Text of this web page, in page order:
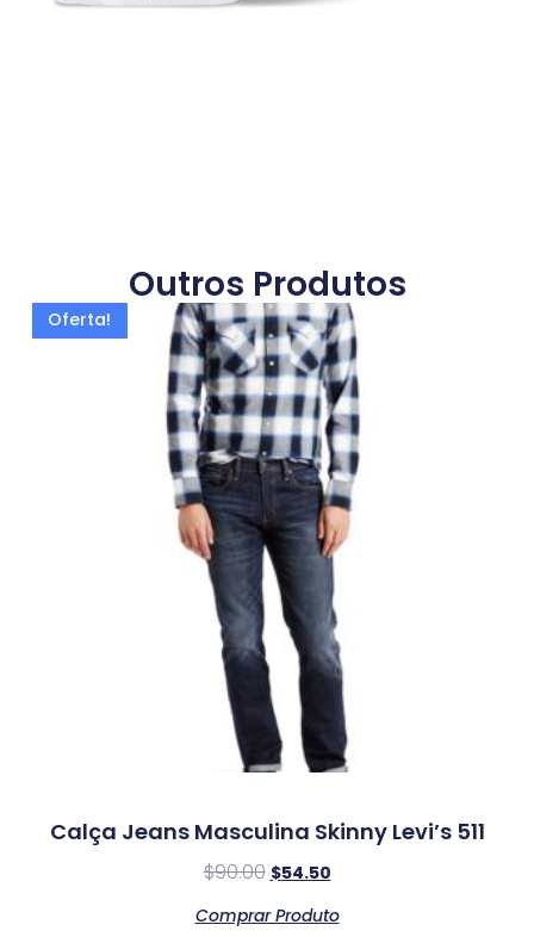
Outros Produtos
Oferta!
Calça Jeans Masculina Skinny Levi’s 511
$90.00 $54.50
Comprar Produto